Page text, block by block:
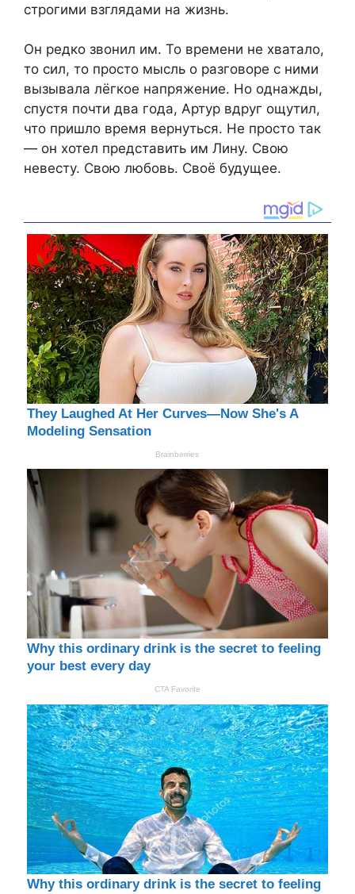
строгими взглядами на жизнь.
Он редко звонил им. То времени не хватало,
то сил, то просто мысль о разговоре с ними
вызывала лёгкое напряжение. Но однажды,
спустя почти два года, Артур вдруг ощутил,
что пришло время вернуться. Не просто так
— он хотел представить им Лину. Свою
невесту. Свою любовь. Своё будущее.